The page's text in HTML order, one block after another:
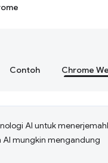
Contoh Chrome
AI untuk
AI mungkin mengandung